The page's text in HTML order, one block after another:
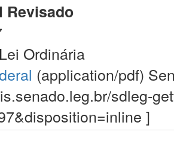
Revisado
Ordinária
(application/pdf)
sdleg-
]